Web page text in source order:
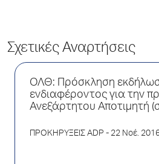
Σχετικές Αναρτήσεις
ΟΛΘ: Πρόσκληση
ενδιαφέροντος για την
Ανεξάρτητου Αποτιμητή
ΠΡΟΚΗΡΥΞΕΙΣ ADP - 22 Νοέ.